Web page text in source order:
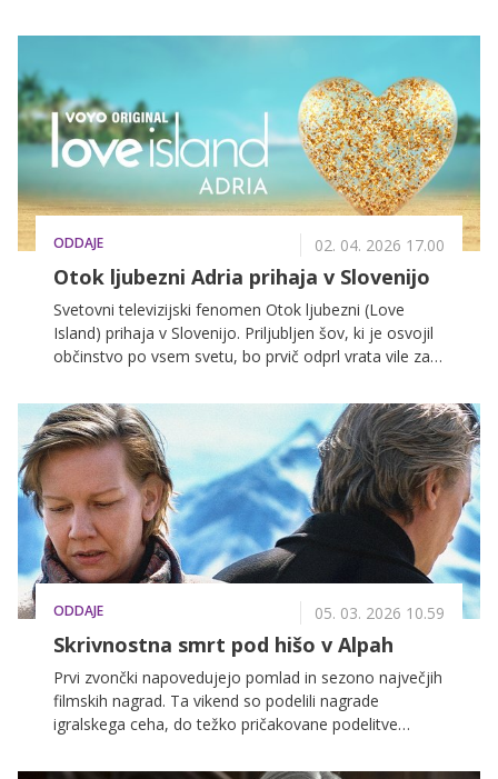
ODDAJE 02. 04. 2026 17.00
Otok ljubezni Adria prihaja v Slovenijo
Svetovni televizijski fenomen Otok ljubezni (Love
Island) prihaja v Slovenijo. Priljubljen šov, ki je osvojil
občinstvo po vsem svetu, bo prvič odprl vrata vile za
željni se lahko prijavijo v prvo sezono, v kateri bodo
iskali ljubezen v razkošni vili na eksotičnem otoku ter
se potegovali za glavno nagrado v višini 50.000 €.
ODDAJE 05. 03. 2026 10.59
Skrivnostna smrt pod hišo v Alpah
Prvi zvončki napovedujejo pomlad in sezono največjih
filmskih nagrad. Ta vikend so podelili nagrade
igralskega ceha, do težko pričakovane podelitve
se kot pravi ljubitelji filmov vsako leto tradicionalno